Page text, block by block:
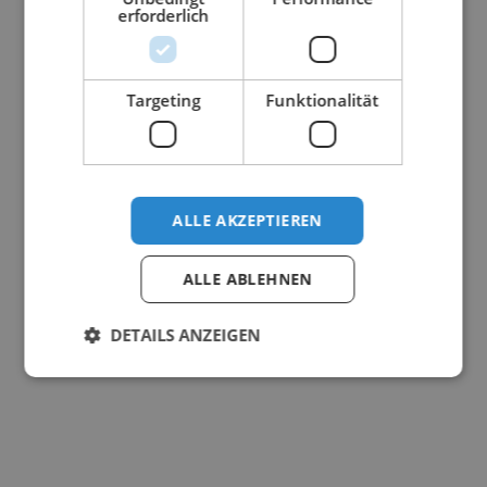
erforderlich
Targeting Funktionalität
ALLE AKZEPTIEREN
ALLE ABLEHNEN
DETAILS ANZEIGEN